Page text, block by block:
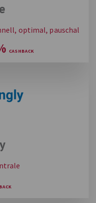
optimal, pauschal